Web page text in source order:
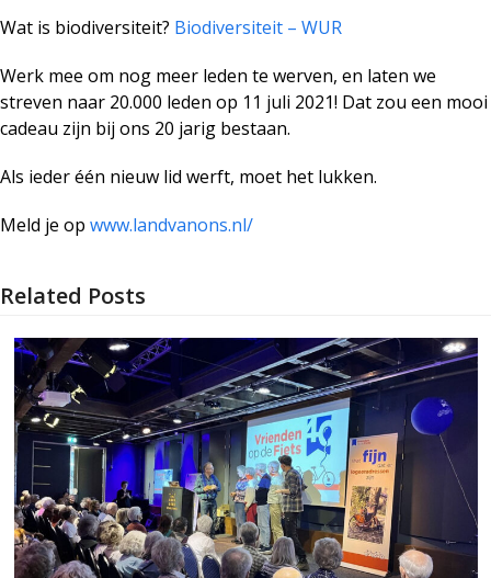
Wat is biodiversiteit? Biodiversiteit – WUR
Werk mee om nog meer leden te werven, en laten we
streven naar 20.000 leden op 11 juli 2021! Dat zou een mooi
cadeau zijn bij ons 20 jarig bestaan.
Als ieder één nieuw lid werft, moet het lukken.
Meld je op www.landvanons.nl/
Related Posts